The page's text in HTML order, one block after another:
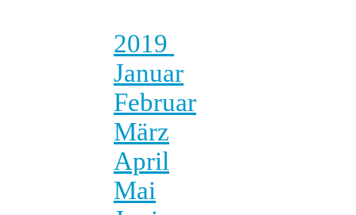
2019
Januar
Februar
März
April
Mai